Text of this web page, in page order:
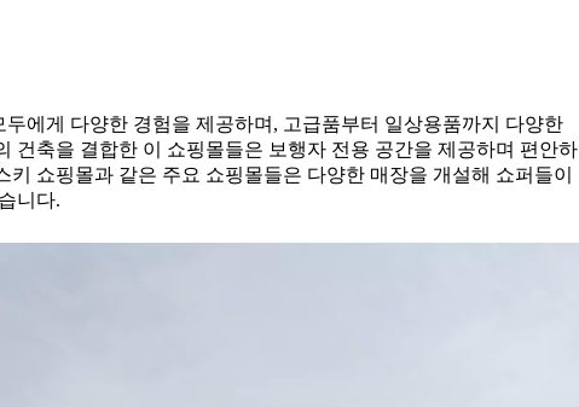
에게 다양한 경험을 제공하며, 고급품부터 일상용품까지 다양한
건축을 결합한 이 쇼핑몰들은 보행자 전용 공간을 제공하며 편안하
쇼핑몰과 같은 주요 쇼핑몰들은 다양한 매장을 개설해 쇼퍼들이
니다.